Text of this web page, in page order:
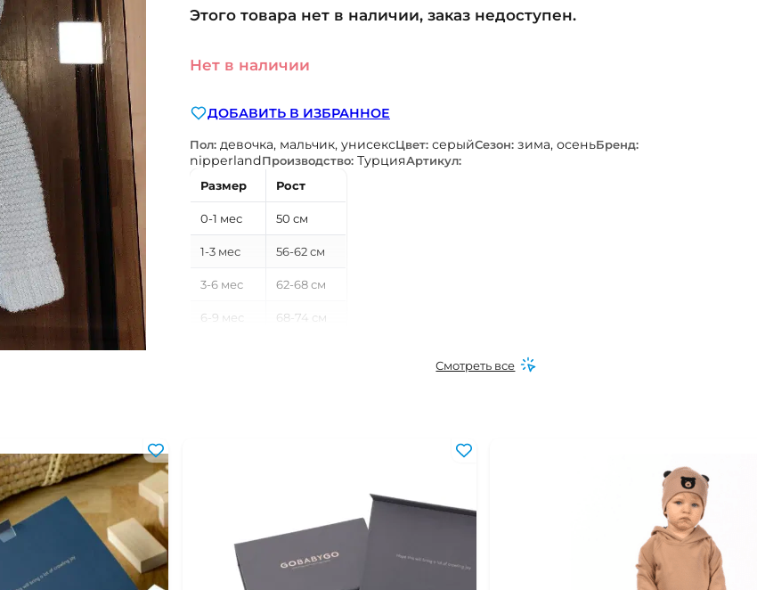
Этого товара нет в наличии, заказ недоступен.
Нет в наличии
ДОБАВИТЬ В ИЗБРАННОЕ
Пол: девочка, мальчик, унисексЦвет: серыйСезон: зима, осеньБренд:
nipperlandПроизводство: ТурцияАртикул:
Размер
Рост
0-1 мес 50 см
1-3 мес 56-62 см
3-6 мес 62-68 см
6-9 мес 68-74 см
5-6 лет
Смотреть все